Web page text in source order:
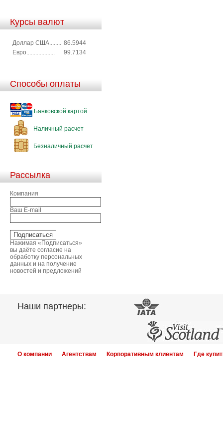
Курсы валют
Доллар США........ 86.5944
Евро...................
99.7134
Способы оплаты
Банковской картой
Наличный расчет
Безналичный расчет
Рассылка
Компания
Ваш E-mail
Нажимая «Подписаться»
вы даёте согласие на
обработку персональных
данных и на получение
новостей и предложений
Наши партнеры:
О компании Агентствам Корпоративным клиентам Где